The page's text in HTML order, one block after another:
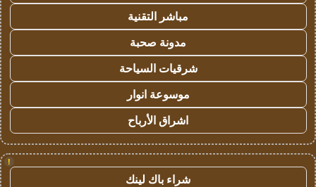
مباشر التقنية
مدونة صحبة
شرقيات السياحة
موسوعة انوار
اشراق الأرباح
!
شراء باك لينك